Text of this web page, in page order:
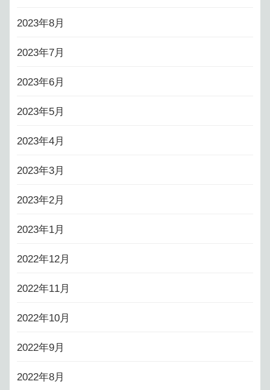
2023年8月
2023年7月
2023年6月
2023年5月
2023年4月
2023年3月
2023年2月
2023年1月
2022年12月
2022年11月
2022年10月
2022年9月
2022年8月